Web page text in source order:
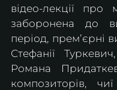
відео-лекції
заборонена до
період, премʼєрні
Стефанії
Романа
композиторів,